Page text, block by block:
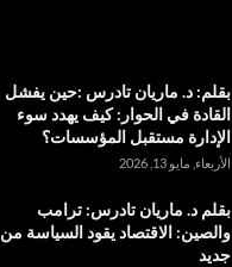
بقلم: د. ماريان تادرس :حين يفشل
القادة في الحوار: كيف يهدد سوء
الإدارة مستقبل المؤسسات؟
الأربعاء, مايو 13, 2026
بقلم د. ماريان تادرس: ترامب
والصين: الاقتصاد يقود السياسة من
جديد